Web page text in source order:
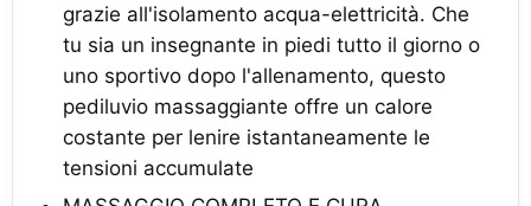
grazie all'isolamento acqua-elettricità. Che
tu sia un insegnante in piedi tutto il giorno o
uno sportivo dopo l'allenamento, questo
pediluvio massaggiante offre un calore
costante per lenire istantaneamente le
tensioni accumulate